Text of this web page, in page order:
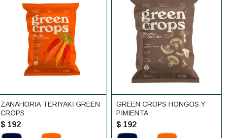
ZANAHORIA TERIYAKI GREEN
CROPS
$ 192
GREEN CROPS HONGOS Y
PIMIENTA
$ 192